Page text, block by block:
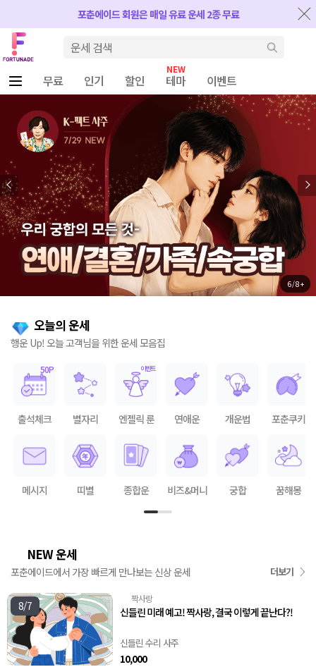
반복내용 건너뛰기
포춘에이드 회원은 매일 유료 운세 2종 무료
무료 인기 할인 테마 이벤트
6 / 8 +
오늘의 운세
행운 Up! 오늘 고객님을 위한 운세 모음집
출석체크
메시지
별자리
띠별
엔젤릭 룬
종합운
연애운
비즈&머니
개운법
궁합
포춘쿠키
꿈해몽
NEW 운세
포춘에이드에서 가장 빠르게 만나보는 신상 운세 더보기
8/7
짝사랑
신들린 미래 예고! 짝사랑, 결국 이렇게 끝난다?!
신들린 수리 사주
10,000